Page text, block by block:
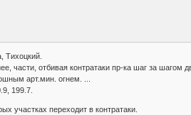
Тихоцкий.
отбивая контратаки пр-ка шаг за шагом
арт.мин. огнем. ...
199.7.
участках переходит в контратаки.